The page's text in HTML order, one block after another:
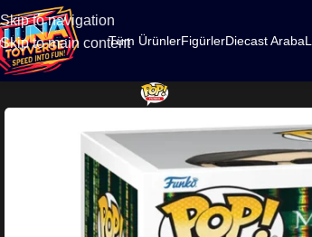
Skip to navigation
Skip to main contentTüm ÜrünlerFigürlerDiecast Araba